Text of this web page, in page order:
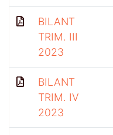
BILANT
TRIM. III
2023
BILANT
TRIM. IV
2023